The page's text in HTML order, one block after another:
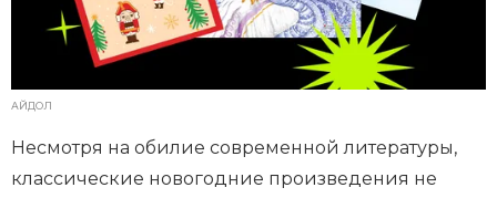
АЙДОЛ
Несмотря на обилие современной литературы,
классические новогодние произведения не